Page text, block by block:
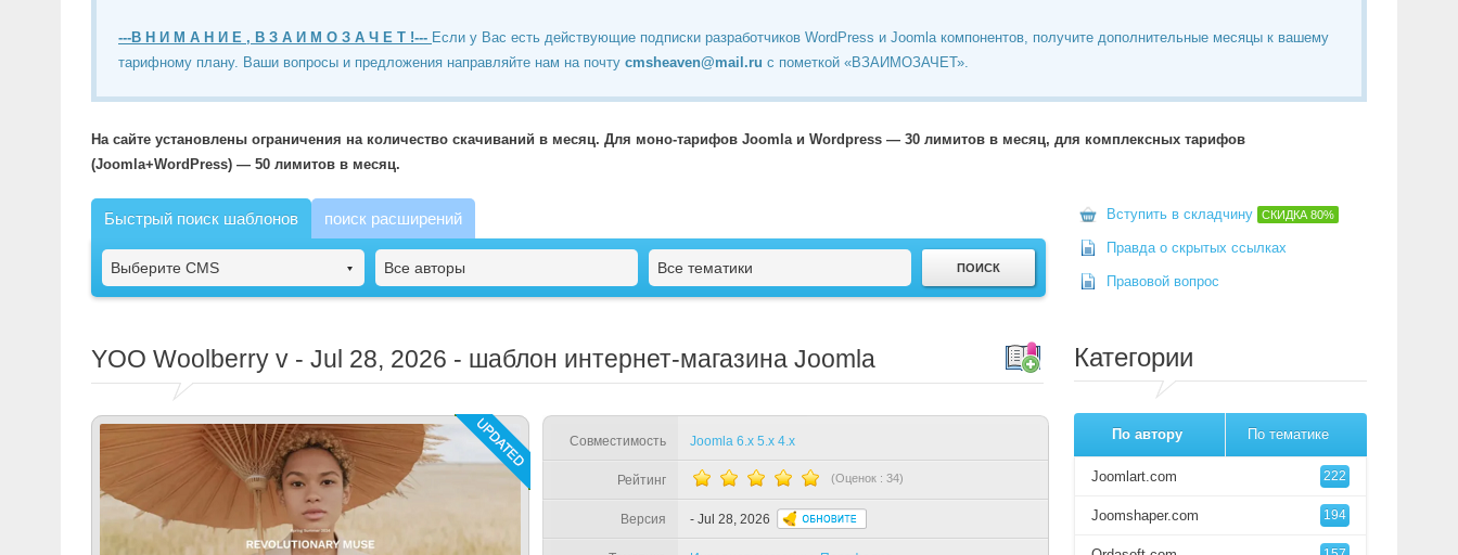
---В Н И М А Н И Е , В З А И М О З А Ч Е Т !--- Если у Вас есть действующие подписки разработчиков WordPress и Joomla компонентов, получите дополнительные месяцы к вашему
тарифному плану. Ваши вопросы и предложения направляйте нам на почту cmsheaven@mail.ru c пометкой «ВЗАИМОЗАЧЕТ».
На сайте установлены ограничения на количество скачиваний в месяц. Для моно-тарифов Joomla и Wordpress — 30 лимитов в месяц, для комплексных тарифов
(Joomla+WordPress) — 50 лимитов в месяц.
Быстрый поиск шаблонов поиск расширений
Выберите CMS Все авторы Все тематики
YOO Woolberry v - Jul 28, 2026 - шаблон интернет-магазина Joomla
Совместимость Joomla 6.x 5.x 4.x
Рейтинг (Оценок : 34)
Версия - Jul 28, 2026
Вступить в складчину СКИДКА 80%
Правда о скрытых ссылках
Правовой вопрос
Категории
По автору По тематике
Joomlart.com 222
Joomshaper.com 194